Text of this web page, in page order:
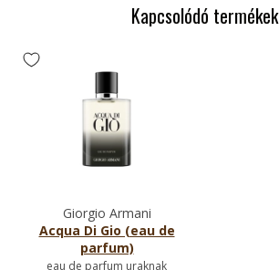
Kapcsolódó termékek
Giorgio Armani
Acqua Di Gio (eau de
parfum)
eau de parfum uraknak